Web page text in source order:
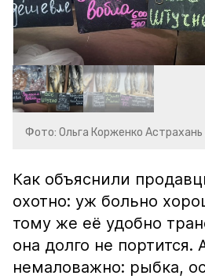
Фото: Ольга Корженко
Как объяснили
охотно: уж больно
тому же её удобно
она долго не портится.
немаловажно: рыбка,